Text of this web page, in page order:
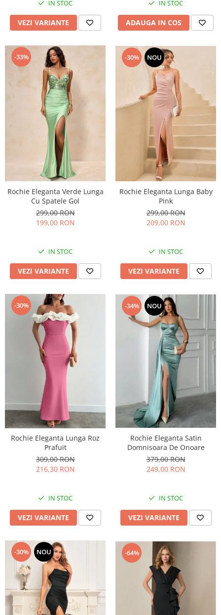
IN STOC
VEZI VARIANTE
IN STOC
ADAUGA IN COS
-33%
Rochie Eleganta Verde Lunga
Cu Spatele Gol
299,00 RON
199,00 RON
IN STOC
VEZI VARIANTE
-30% NOU
Rochie Eleganta Lunga Baby
Pink
299,00 RON
209,00 RON
IN STOC
VEZI VARIANTE
-30%
Rochie Eleganta Lunga Roz
Prafuit
309,00 RON
216,30 RON
IN STOC
VEZI VARIANTE
-34% NOU
Rochie Eleganta Satin
Domnisoara De Onoare
379,00 RON
249,00 RON
IN STOC
VEZI VARIANTE
-30% NOU -64%